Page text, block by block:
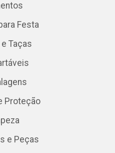
Festa
Taças
Proteção
e Peças